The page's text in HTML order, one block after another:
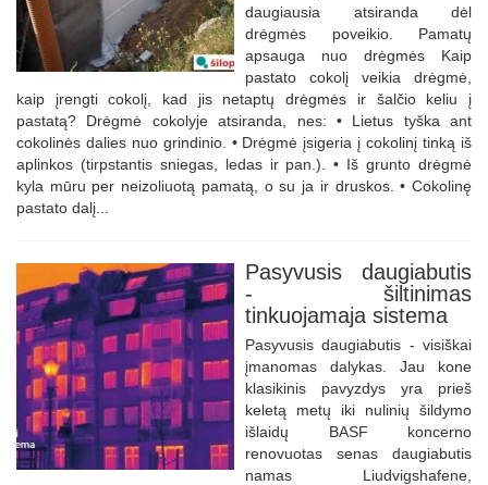
daugiausia atsiranda dėl
drėgmės poveikio. Pamatų
apsauga nuo drėgmės Kaip
pastato cokolį veikia drėgmė,
kaip įrengti cokolį, kad jis netaptų drėgmės ir šalčio keliu į
pastatą? Drėgmė cokolyje atsiranda, nes: • Lietus tyška ant
cokolinės dalies nuo grindinio. • Drėgmė įsigeria į cokolinį tinką iš
aplinkos (tirpstantis sniegas, ledas ir pan.). • Iš grunto drėgmė
kyla mūru per neizoliuotą pamatą, o su ja ir druskos. • Cokolinę
pastato dalį...
Pasyvusis daugiabutis
- šiltinimas
tinkuojamaja sistema
Pasyvusis daugiabutis - visiškai
įmanomas dalykas. Jau kone
klasikinis pavyzdys yra prieš
keletą metų iki nulinių šildymo
išlaidų BASF koncerno
renovuotas senas daugiabutis
namas Liudvigshafene,